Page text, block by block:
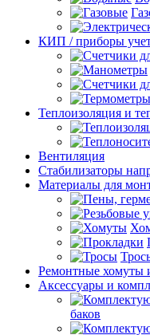
КИП / приборы
Теплоизоляция и
Вентиляция
Стабилизаторы
Материалы для
Ремонтные хомуты
Аксессуары и
баков